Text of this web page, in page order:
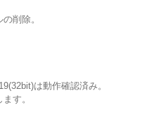
削除。
は動作確認済み。
す。